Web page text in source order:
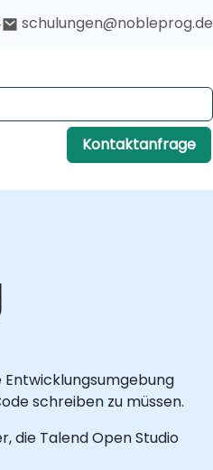
schulungen@nobleprog.de
Kontaktanfrage
schreiben zu müssen.
die Talend Open Studio